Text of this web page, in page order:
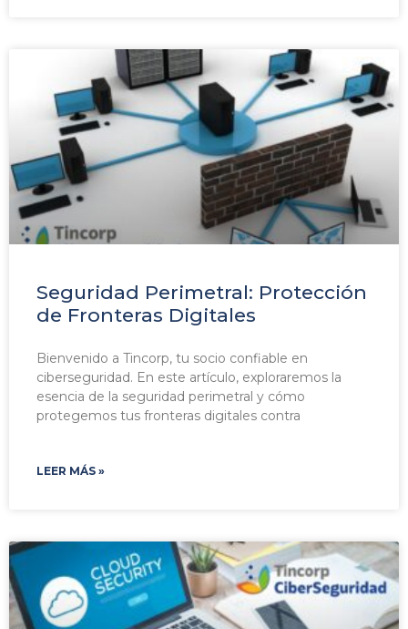
Seguridad Perimetral: Protección
de Fronteras Digitales
Bienvenido a Tincorp, tu socio confiable en
ciberseguridad. En este artículo, exploraremos la
esencia de la seguridad perimetral y cómo
protegemos tus fronteras digitales contra
LEER MÁS »